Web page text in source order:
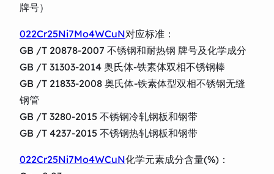
牌号）
022Cr25Ni7Mo4WCuN对应标准：
GB /T 20878-2007 不锈钢和耐热钢 牌号及化学成分
GB /T 31303-2014 奥氏体-铁素体双相不锈钢棒
GB /T 21833-2008 奥氏体-铁素体型双相不锈钢无缝
钢管
GB /T 3280-2015 不锈钢冷轧钢板和钢带
GB /T 4237-2015 不锈钢热轧钢板和钢带
022Cr25Ni7Mo4WCuN化学元素成分含量(%)：